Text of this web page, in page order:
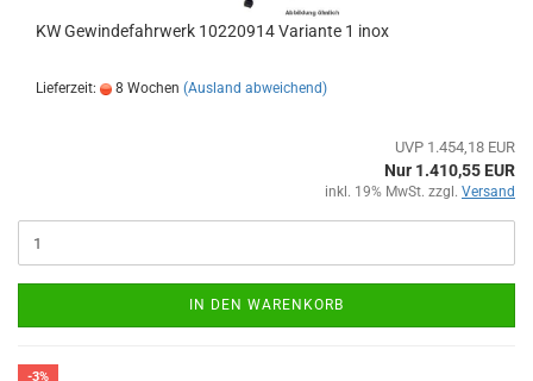
KW Gewindefahrwerk 10220914 Variante 1 inox
Lieferzeit: 8 Wochen (Ausland abweichend)
UVP 1.454,18 EUR
Nur 1.410,55 EUR
inkl. 19% MwSt. zzgl. Versand
IN DEN WARENKORB
-3%